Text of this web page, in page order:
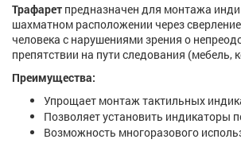
Трафарет предназначен для монтажа
шахматном расположении через
человека с нарушениями зрения о
препятствии на пути следования (мебель,
Преимущества:
Упрощает монтаж тактильных
Позволяет установить индикаторы
Возможность многоразового